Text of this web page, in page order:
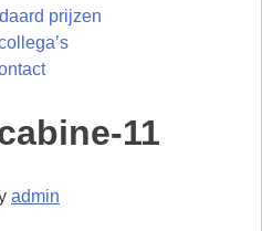
prijzen
11
admin